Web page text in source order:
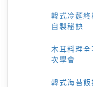
韓式冷麵
自製秘訣
木耳料理
次學會
韓式海苔